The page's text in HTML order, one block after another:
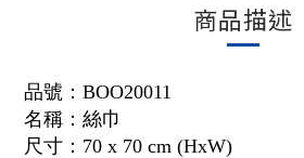
商品描述
品號：BOO20011
名稱：絲巾
尺寸：70 x 70 cm (HxW)